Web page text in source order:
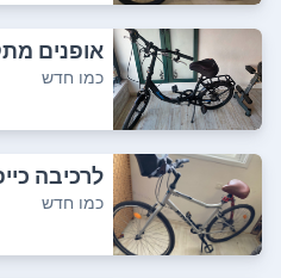
אופנים
ני מספר
כמו חדש
לרכיבה
אופני ...
כמו חדש